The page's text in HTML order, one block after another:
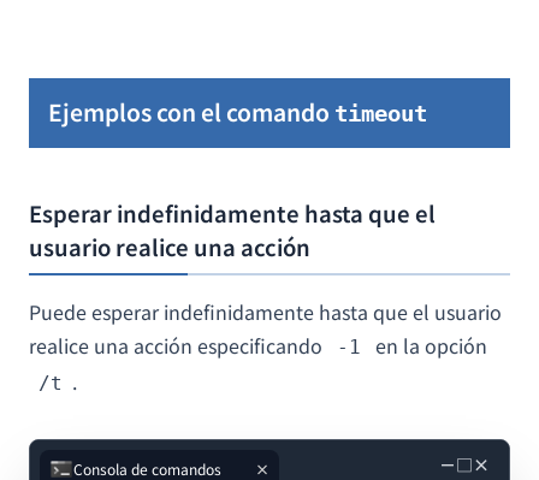
Ejemplos con el comando timeout
Esperar indefinidamente hasta que el
usuario realice una acción
Puede esperar indefinidamente hasta que el usuario
realice una acción especificando
-1 en la opción
/t .
－□×
Consola de comandos